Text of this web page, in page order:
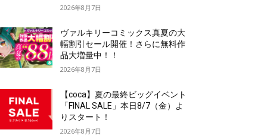
2026年8月7日
ヴァルキリーコミックス真夏の大
幅割引セール開催！さらに無料作
品大増量中！！
2026年8月7日
【coca】夏の最終ビッグイベント
「FINAL SALE」本日8/7（金）よ
りスタート！
2026年8月7日